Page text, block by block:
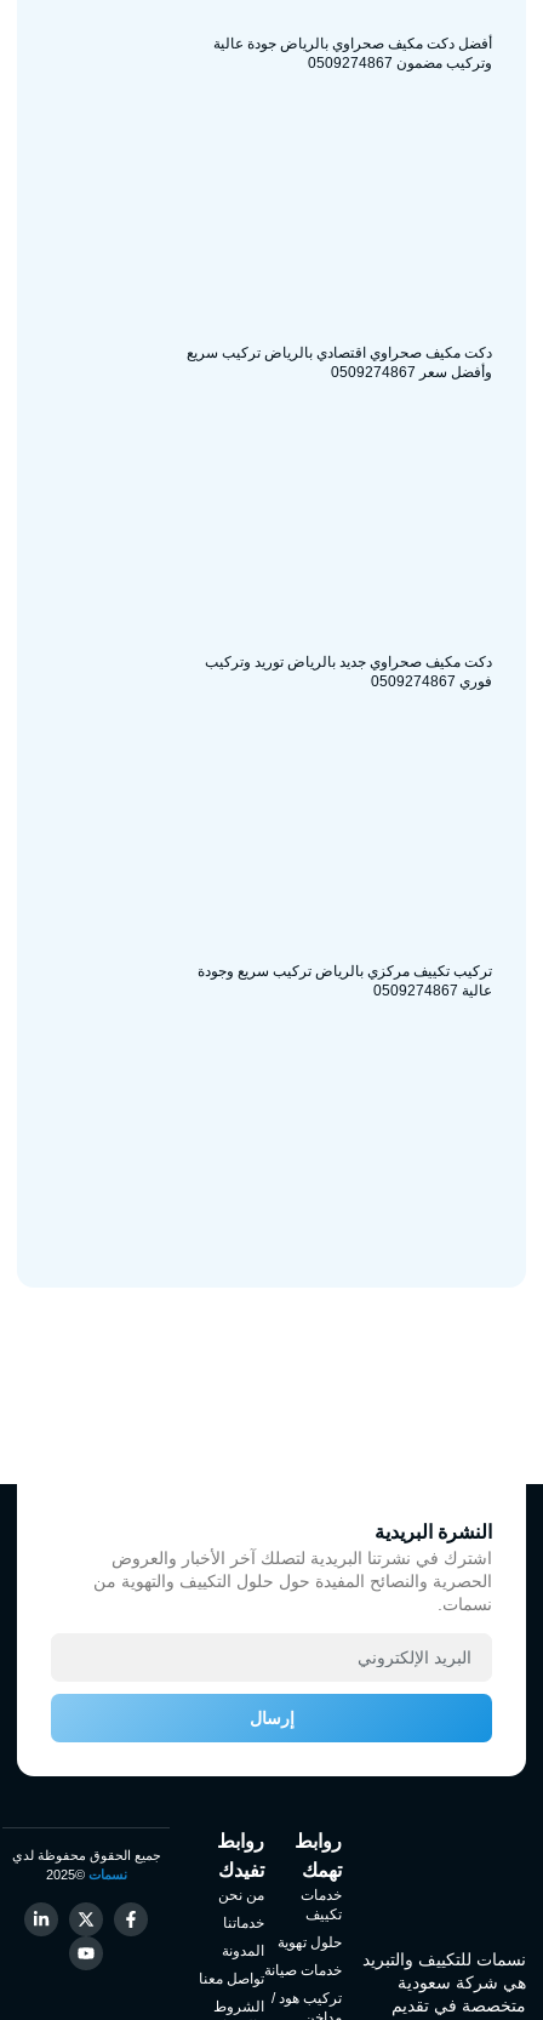
أفضل دكت مكيف صحراوي بالرياض جودة عالية
وتركيب مضمون 0509274867
دكت مكيف صحراوي اقتصادي بالرياض تركيب سريع
وأفضل سعر 0509274867
دكت مكيف صحراوي جديد بالرياض توريد وتركيب
فوري 0509274867
تركيب تكييف مركزي بالرياض تركيب سريع وجودة
عالية 0509274867
نسمات للتكييف والتبريد
هي شركة سعودية
متخصصة في تقديم
روابط
تهمك
خدمات
تكييف
حلول تهوية
خدمات صيانة
تركيب هود /
روابط
تفيدك
من نحن
خدماتنا
المدونة
تواصل معنا
الشروط
جميع الحقوق محفوظة لدي
نسمات©2025
النشرة البريدية
اشترك في نشرتنا البريدية لتصلك آخر الأخبار والعروض
الحصرية والنصائح المفيدة حول حلول التكييف والتهوية من
نسمات.
إرسال